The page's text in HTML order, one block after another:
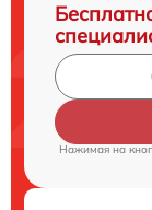
Нажимая на